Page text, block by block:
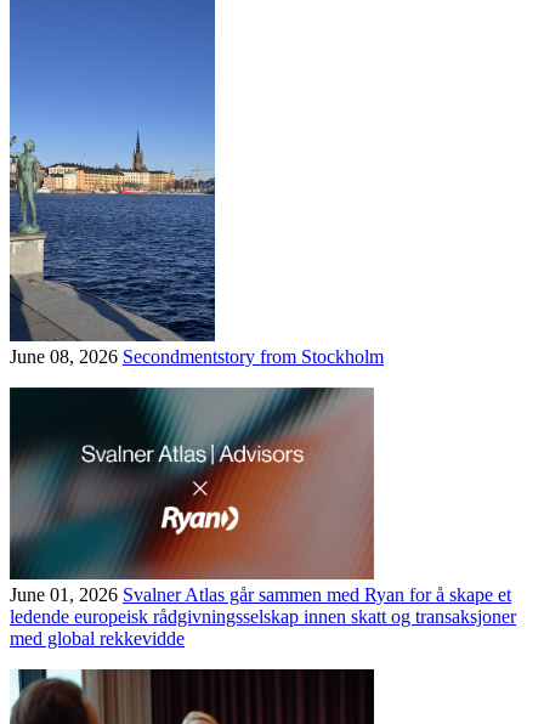
June 08, 2026 Secondmentstory from Stockholm
June 01, 2026 Svalner Atlas går sammen med Ryan for å skape et
ledende europeisk rådgivningsselskap innen skatt og transaksjoner
med global rekkevidde